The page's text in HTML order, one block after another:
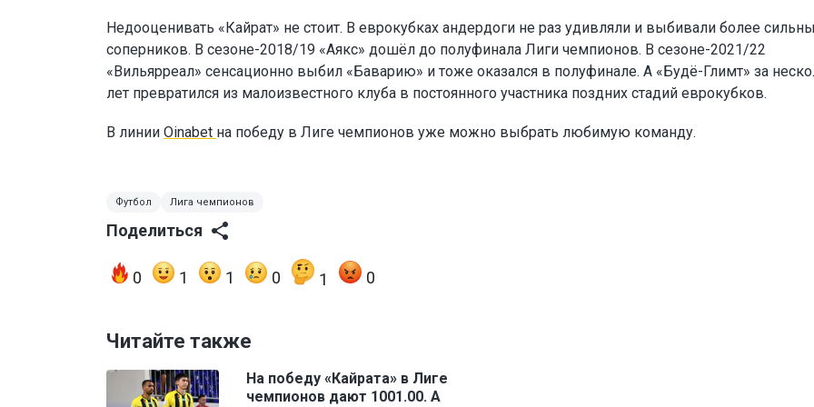
Недооценивать «Кайрат» не стоит. В еврокубках андердоги не раз удивляли и выбивали более
соперников. В сезоне-2018/19 «Аякс» дошёл до полуфинала Лиги чемпионов. В сезоне-2021/22
«Вильярреал» сенсационно выбил «Баварию» и тоже оказался в полуфинале. А «Будё-Глимт» за
лет превратился из малоизвестного клуба в постоянного участника поздних стадий еврокубков.
В линии Oinabet на победу в Лиге чемпионов уже можно выбрать любимую команду.
Футбол Лига чемпионов
Поделиться
0 1 1 0 1 0
Читайте также
На победу «Кайрата» в Лиге
чемпионов дают 1001.00. А